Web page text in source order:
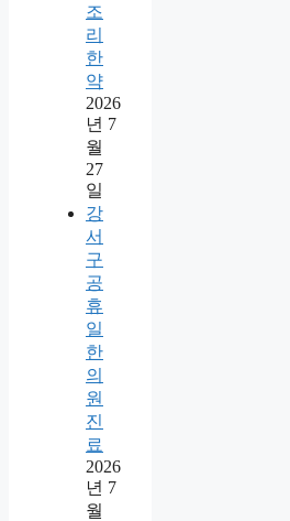
조
리
한
약
2026
년 7
월
27
일
강
서
구
공
휴
일
한
의
원
진
료
2026
년 7
월